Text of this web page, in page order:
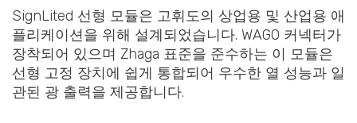
SignLited 선형 모듈은 고휘도의 상업용 및 산업용 애
플리케이션을 위해 설계되었습니다. WAGO 커넥터가
장착되어 있으며 Zhaga 표준을 준수하는 이 모듈은
선형 고정 장치에 쉽게 통합되어 우수한 열 성능과 일
관된 광 출력을 제공합니다.